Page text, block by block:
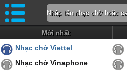
Mới nhất
Nhạc chờ Viettel
Nhạc chờ Vinaphone